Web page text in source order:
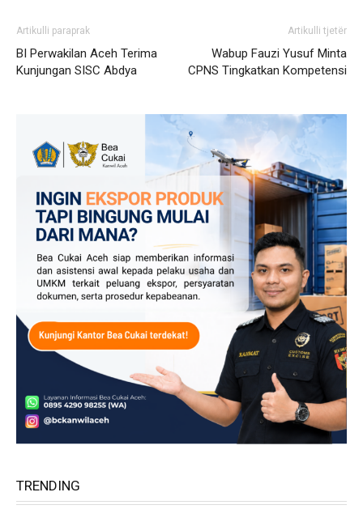
Artikulli paraprak
BI Perwakilan Aceh Terima
Kunjungan SISC Abdya
Artikulli tjetër
Wabup Fauzi Yusuf Minta
CPNS Tingkatkan Kompetensi
TRENDING